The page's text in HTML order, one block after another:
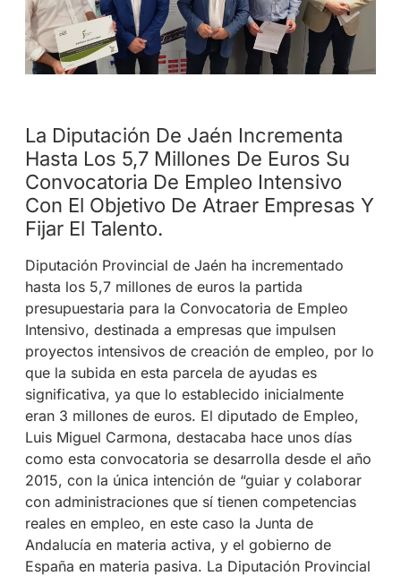
La Diputación De Jaén Incrementa
Hasta Los 5,7 Millones De Euros Su
Convocatoria De Empleo Intensivo
Con El Objetivo De Atraer Empresas Y
Fijar El Talento.
Diputación Provincial de Jaén ha incrementado
hasta los 5,7 millones de euros la partida
presupuestaria para la Convocatoria de Empleo
Intensivo, destinada a empresas que impulsen
proyectos intensivos de creación de empleo, por lo
que la subida en esta parcela de ayudas es
significativa, ya que lo establecido inicialmente
eran 3 millones de euros. El diputado de Empleo,
Luis Miguel Carmona, destacaba hace unos días
como esta convocatoria se desarrolla desde el año
2015, con la única intención de “guiar y colaborar
con administraciones que sí tienen competencias
reales en empleo, en este caso la Junta de
Andalucía en materia activa, y el gobierno de
España en materia pasiva. La Diputación Provincial